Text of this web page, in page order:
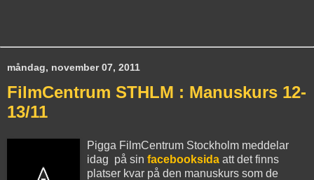
måndag, november 07, 2011
FilmCentrum STHLM : Manuskurs 12-
13/11
Pigga FilmCentrum Stockholm meddelar
idag på sin facebooksida att det finns
platser kvar på den manuskurs som de